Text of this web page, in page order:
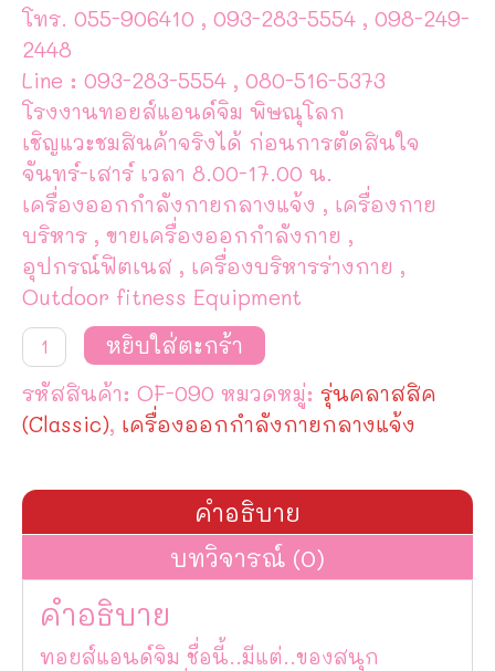
โทร. 055-906410 , 093-283-5554 , 098-249-
2448
Line : 093-283-5554 , 080-516-5373
โรงงานทอยส์แอนด์จิม พิษณุโลก
เชิญแวะชมสินค้าจริงได้ ก่อนการตัดสินใจ
จันทร์-เสาร์ เวลา 8.00-17.00 น.
เครื่องออกกำลังกายกลางแจ้ง , เครื่องกาย
บริหาร , ขายเครื่องออกกำลังกาย ,
อุปกรณ์ฟิตเนส , เครื่องบริหารร่างกาย ,
Outdoor fitness Equipment
จำนวน
อุปกรณ์
ก้าว
เดิน
มือ
โยก
แบบ
เล่น
หยิบใส่ตะกร้า
รหัสสินค้า: OF-090 หมวดหมู่: รุ่นคลาสสิค
(Classic), เครื่องออกกำลังกายกลางแจ้ง
คำอธิบาย
บทวิจารณ์ (0)
คำอธิบาย
ทอยส์แอนด์จิม ชื่อนี้..มีแต่..ของสนุก